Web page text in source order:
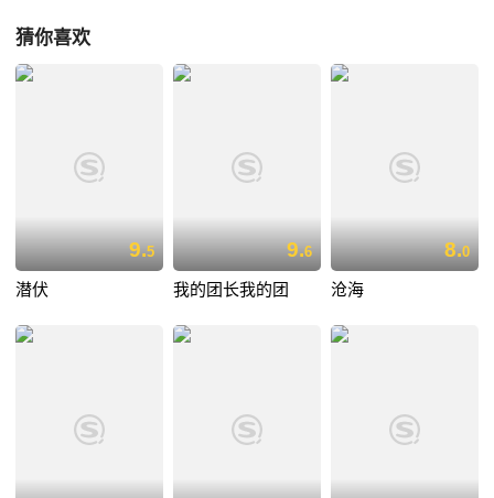
猜你喜欢
9.5
潜伏
9.6
我的团长我的团
8.0
沧海